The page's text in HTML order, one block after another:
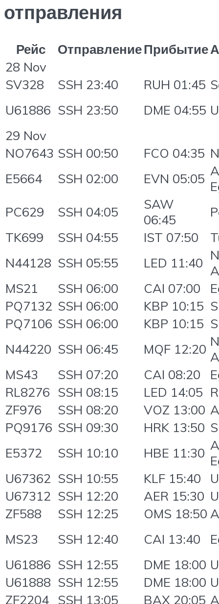
отправления
Рейс ОтправлениеПрибытие
28 Nov
SV328
SSH 23:40 RUH 01:45
U61886 SSH 23:50 DME 04:55
29 Nov
NO7643 SSH 00:50 FCO 04:35
E5664
SSH 02:00 EVN 05:05
PC629
SSH 04:05
SAW
06:45
TK699
SSH 04:55 IST 07:50
N44128 SSH 05:55 LED 11:40
MS21
SSH 06:00 CAI 07:00
PQ7132 SSH 06:00 KBP 10:15
PQ7106 SSH 06:00 KBP 10:15
N44220 SSH 06:45 MQF 12:20
MS43
SSH 07:20 CAI 08:20
RL8276 SSH 08:15 LED 14:05
ZF976
SSH 08:20 VOZ 13:00
PQ9176 SSH 09:30 HRK 13:50
E5372
SSH 10:10 HBE 11:30
U67362 SSH 10:55 KLF 15:40
U67312 SSH 12:20 AER 15:30
ZF588
SSH 12:25 OMS 18:50
MS23
SSH 12:40 CAI 13:40
U61886 SSH 12:55 DME 18:00
U61888 SSH 12:55 DME 18:00
ZF2204 SSH 13:05 BAX 20:05